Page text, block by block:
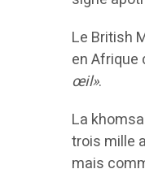
Le British
en Afrique
œil».
La
trois mille
mais